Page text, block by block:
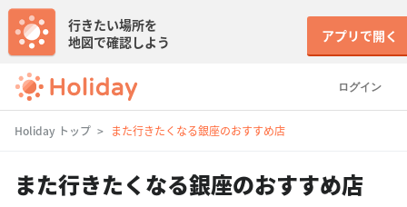
ログイン
行きたい場所を
地図で確認しよう
アプリで開く
Holiday トップ また行きたくなる銀座のおすすめ店
また行きたくなる銀座のおすすめ店